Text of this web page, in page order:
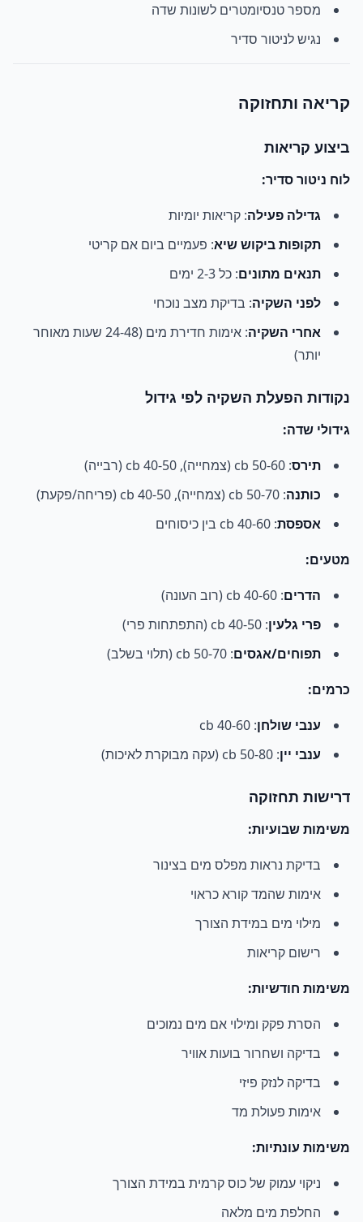
מספר טנסיומטרים לשונות שדה
נגיש לניטור סדיר
קריאה ותחזוקה
ביצוע קריאות
לוח ניטור סדיר:
גדילה פעילה: קריאות יומיות
תקופות ביקוש שיא: פעמיים ביום אם קריטי
תנאים מתונים: כל 2-3 ימים
לפני השקיה: בדיקת מצב נוכחי
אחרי השקיה
: אימות חדירת מים (24-48 שעות מאוחר
יותר)
נקודות הפעלת השקיה לפי גידול
גידולי שדה:
תירס: 50-60 cb (צמחייה), 40-50 cb (רבייה)
כותנה: 50-70 cb (צמחייה), 40-50 cb (פריחה/פקעת)
אספסת: 40-60 cb בין כיסוחים
מטעים:
הדרים: 40-60 cb (רוב העונה)
פרי גלעין: 40-50 cb (התפתחות פרי)
תפוחים/אגסים: 50-70 cb (תלוי בשלב)
כרמים:
ענבי שולחן: 40-60 cb
ענבי יין: 50-80 cb (עקה מבוקרת לאיכות)
דרישות תחזוקה
משימות שבועיות:
בדיקת נראות מפלס מים בצינור
אימות שהמד קורא כראוי
מילוי מים במידת הצורך
רישום קריאות
משימות חודשיות:
הסרת פקק ומילוי אם מים נמוכים
בדיקה ושחרור בועות אוויר
בדיקה לנזק פיזי
אימות פעולת מד
משימות עונתיות:
ניקוי עמוק של כוס קרמית במידת הצורך
החלפת מים מלאה